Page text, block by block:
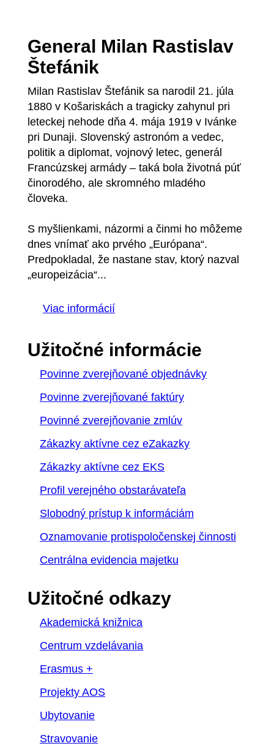
General Milan Rastislav
Štefánik
Milan Rastislav Štefánik sa narodil 21. júla
1880 v Košariskách a tragicky zahynul pri
leteckej nehode dňa 4. mája 1919 v Ivánke
pri Dunaji. Slovenský astronóm a vedec,
politik a diplomat, vojnový letec, generál
Francúzskej armády – taká bola životná púť
činorodého, ale skromného mladého
človeka.
S myšlienkami, názormi a činmi ho môžeme
dnes vnímať ako prvého „Európana“.
Predpokladal, že nastane stav, ktorý nazval
„europeizácia“...
Viac informácií
Užitočné informácie
Povinne zverejňované objednávky
Povinne zverejňované faktúry
Povinné zverejňovanie zmlúv
Zákazky aktívne cez eZakazky
Zákazky aktívne cez EKS
Profil verejného obstarávateľa
Slobodný prístup k informáciám
Oznamovanie protispoločenskej činnosti
Centrálna evidencia majetku
Užitočné odkazy
Akademická knižnica
Centrum vzdelávania
Erasmus +
Projekty AOS
Ubytovanie
Stravovanie